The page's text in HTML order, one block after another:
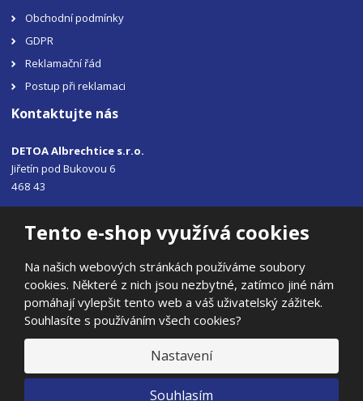
Tento e-shop využívá cookies
Na našich webových stránkách používáme soubory
cookies. Některé z nich jsou nezbytné, zatímco jiné nám
pomáhají vylepšit tento web a váš uživatelský zážitek.
Souhlasíte s používáním všech cookies?
Nastavení
Souhlasím
Obchodní podmínky
GDPR
Reklamační řád
Postup při reklamaci
Kontaktujte nás
DETOA Albrechtice s.r.o.
Jiřetín pod Bukovou 6
468 43
Email:sales@detoa.cz
Ochrana osobních údajů